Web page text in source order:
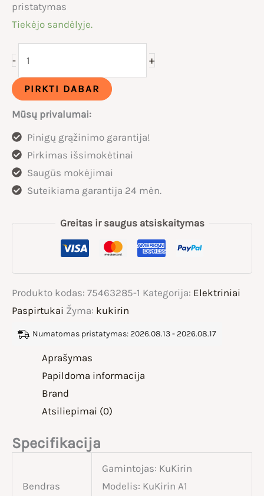
was:
pristatymas
Tiekėjo sandėlyje.
-
KuKirin
Elektrinis
paspirtukas
+
PIRKTI DABAR
Mūsų privalumai:
Pinigų grąžinimo garantija!
Pirkimas išsimokėtinai
Saugūs mokėjimai
Suteikiama garantija 24 mėn.
Greitas ir saugus atsiskaitymas
Produkto kodas: 75463285-1 Kategorija: Elektriniai
Paspirtukai Žyma: kukirin
Numatomas pristatymas: 2026.08.13 - 2026.08.17
Aprašymas
Papildoma informacija
Brand
Atsiliepimai (0)
Specifikacija
Bendras
Gamintojas: KuKirin
Modelis: KuKirin A1